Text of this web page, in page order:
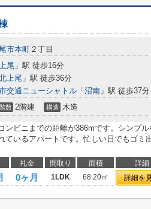
市本町 ２丁目
尾 」駅 徒歩16分
上尾 」駅 徒歩36分
交通ニューシャトル 「 沼南 」駅 徒歩37分
数 2階建 構造 木造
ンビニまでの距離が386mです。シンプ
ているアパートです。忙しい日でもゴミ
礼金 間取り 面積 詳細
0ヶ月 1LDK 68.20㎡ 詳細を